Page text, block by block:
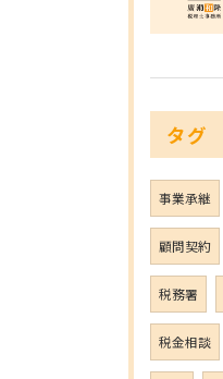
タグ
事業承継
顧問契約
税務署
税金相談